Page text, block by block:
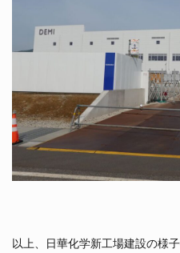
以上、日華化学新工場建設の様